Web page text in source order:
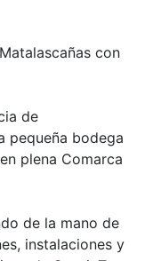
con
de
pequeña bodega
plena Comarca
de la mano de
instalaciones y